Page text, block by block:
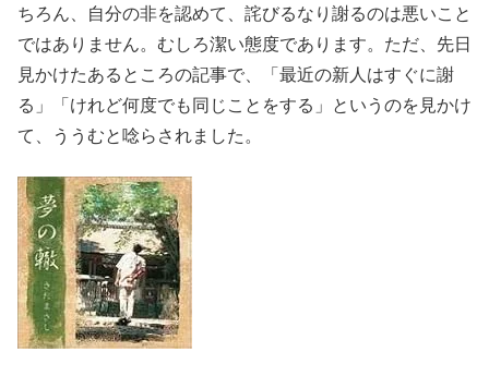
ちろん、自分の非を認めて、詫びるなり謝るのは悪いこと
ではありません。むしろ潔い態度であります。ただ、先日
見かけたあるところの記事で、「最近の新人はすぐに謝
る」「けれど何度でも同じことをする」というのを見かけ
て、ううむと唸らされました。